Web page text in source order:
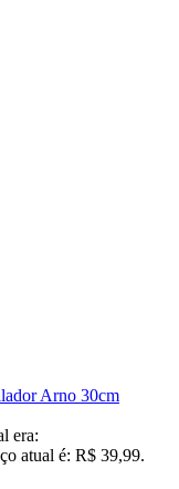
Arno 30cm
era:
atual é: R$ 39,99.